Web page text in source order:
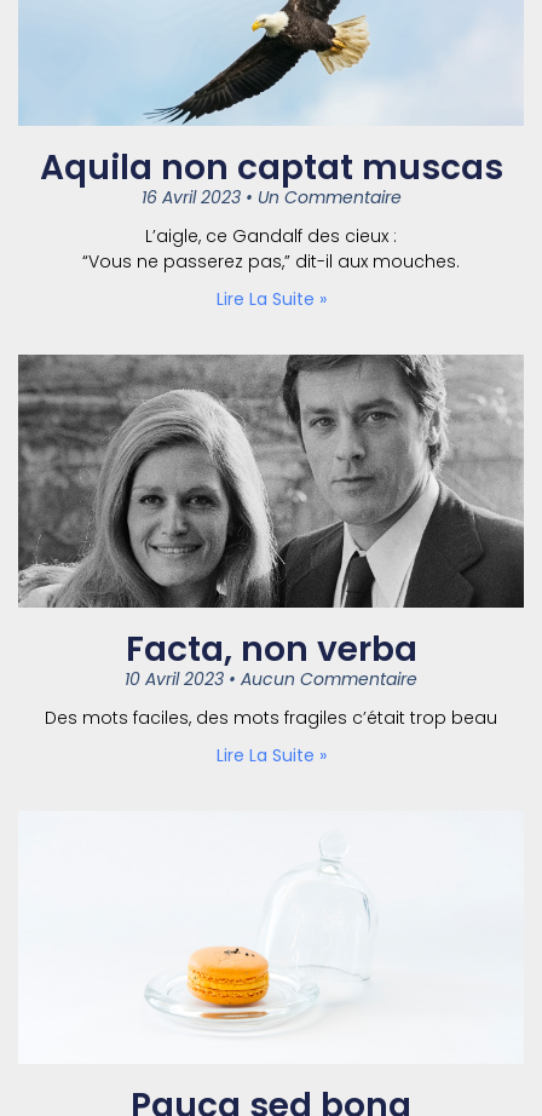
Aquila non captat muscas
16 Avril 2023
Un Commentaire
L’aigle, ce Gandalf des cieux :
“Vous ne passerez pas,” dit-il aux mouches.
Lire La Suite »
Facta, non verba
10 Avril 2023
Aucun Commentaire
Des mots faciles, des mots fragiles c’était trop beau
Lire La Suite »
Pauca sed bona